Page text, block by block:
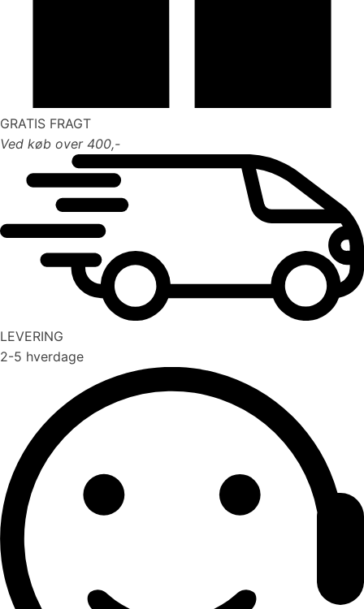
GRATIS FRAGT
Ved køb over 400,-
LEVERING
2-5 hverdage